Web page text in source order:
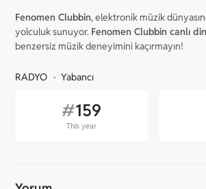
Fenomen Clubbin, elektronik müzik
yolculuk sunuyor. Fenomen Clubbin canlı
benzersiz müzik deneyimini kaçırmayın!
RADYO Yabancı
#159
This year